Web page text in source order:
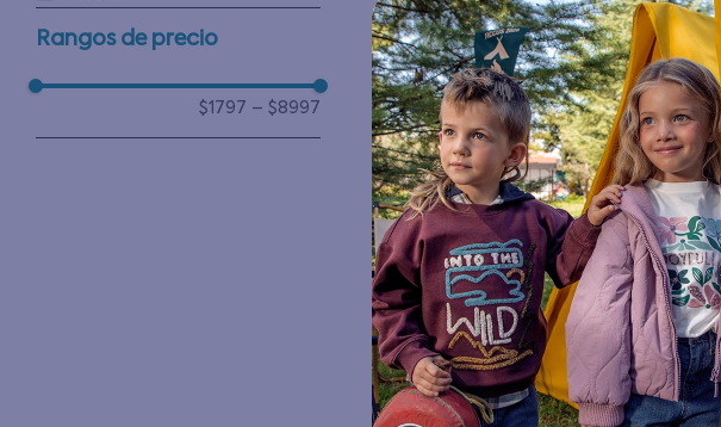
Rangos de precio
$1797 – $8997
Polera Craft Bebé Niña
Amarillo 3 a 24 meses
7990 $2397
Elige tu talla